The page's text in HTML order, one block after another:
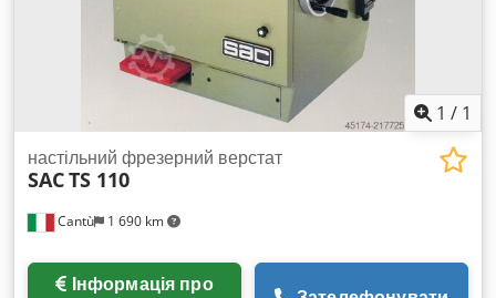
1 / 1
Cantù 1 690 km
настільний фрезерний верстат
SACTS 110